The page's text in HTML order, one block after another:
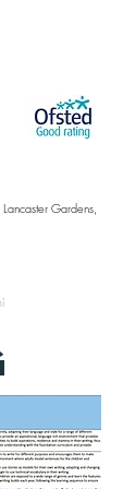
Gardens,